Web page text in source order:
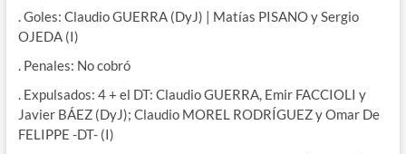
. Goles: Claudio GUERRA (DyJ) | Matías PISANO y Sergio
OJEDA (I)
. Penales: No cobró
. Expulsados: 4 + el DT: Claudio GUERRA, Emir FACCIOLI y
Javier BÁEZ (DyJ); Claudio MOREL RODRÍGUEZ y Omar De
FELIPPE -DT- (I)